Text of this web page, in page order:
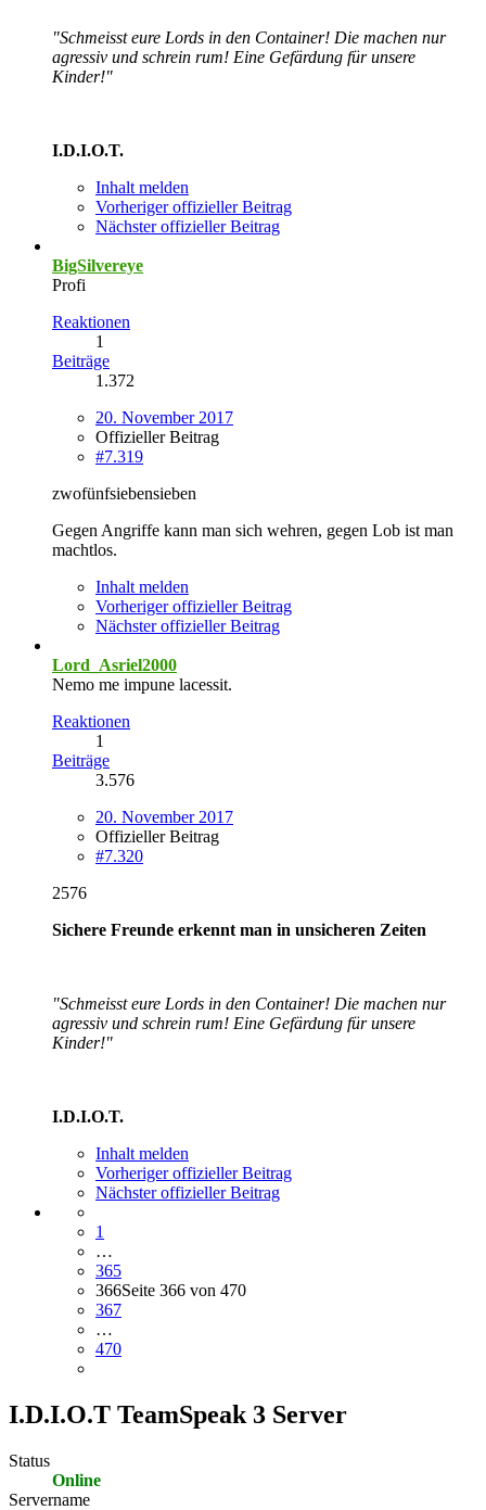
"Schmeisst eure Lords in den Container! Die machen nur
agressiv und schrein rum! Eine Gefärdung für unsere
Kinder!"
I.D.I.O.T.
Inhalt melden
Vorheriger offizieller Beitrag
Nächster offizieller Beitrag
BigSilvereye
Profi
Reaktionen
1
Beiträge
1.372
20. November 2017
Offizieller Beitrag
#7.319
zwofünfsiebensieben
Gegen Angriffe kann man sich wehren, gegen Lob ist man
machtlos.
Inhalt melden
Vorheriger offizieller Beitrag
Nächster offizieller Beitrag
Lord_Asriel2000
Nemo me impune lacessit.
Reaktionen
1
Beiträge
3.576
20. November 2017
Offizieller Beitrag
#7.320
2576
Sichere Freunde erkennt man in unsicheren Zeiten
"Schmeisst eure Lords in den Container! Die machen nur
agressiv und schrein rum! Eine Gefärdung für unsere
Kinder!"
I.D.I.O.T.
Inhalt melden
Vorheriger offizieller Beitrag
Nächster offizieller Beitrag
1
…
365
366Seite 366 von 470
367
…
470
I.D.I.O.T TeamSpeak 3 Server
Status
Online
Servername